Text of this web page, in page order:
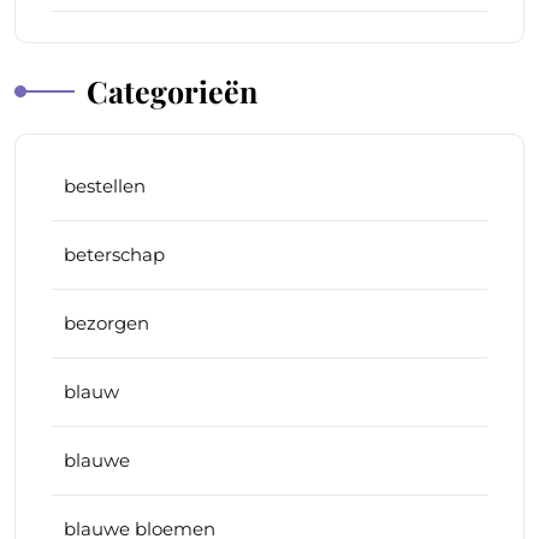
Categorieën
bestellen
beterschap
bezorgen
blauw
blauwe
blauwe bloemen